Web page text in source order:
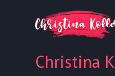
Christina